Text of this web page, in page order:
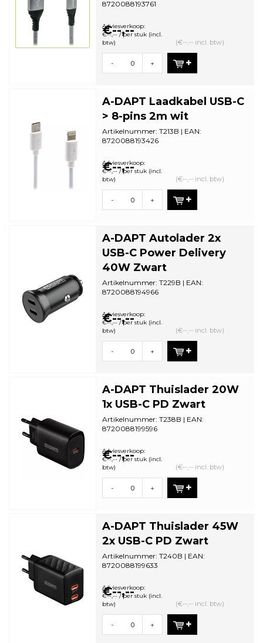
8720088193761
bestelhoeveelheid: 5
€--,--
Adviesverkoop:
€--,-- / per stuk (incl.
btw)
(€--,-- incl. btw)
- +
A-DAPT Laadkabel USB-C
> 8-pins 2m wit
Artikelnummer: T213B | EAN:
8720088193426
€--,--
Adviesverkoop:
€--,-- / per stuk (incl.
btw)
(€--,-- incl. btw)
- +
A-DAPT Autolader 2x
USB-C Power Delivery
40W Zwart
Artikelnummer: T229B | EAN:
8720088194966
€--,--
Adviesverkoop:
€--,-- / per stuk (incl.
btw)
(€--,-- incl. btw)
- +
A-DAPT Thuislader 20W
1x USB-C PD Zwart
Artikelnummer: T238B | EAN:
8720088199596
€--,--
Adviesverkoop:
€--,-- / per stuk (incl.
btw)
(€--,-- incl. btw)
- +
A-DAPT Thuislader 45W
2x USB-C PD Zwart
Artikelnummer: T240B | EAN:
8720088199633
€--,--
Adviesverkoop:
€--,-- / per stuk (incl.
btw)
(€--,-- incl. btw)
- +